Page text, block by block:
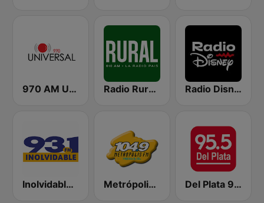
970 AM Universal Radio Rural 610 AM Radio Disney Uruguay
Inolvidable 93.1 FM Metrópolis 104.9 FM Del Plata 95.5